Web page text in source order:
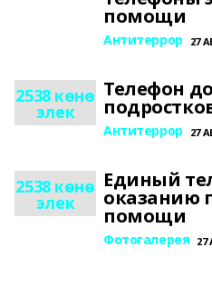
помощи
Антитеррор 27
2538 көнө
элек
Телефон
Антитеррор 27
2538 көнө
элек
Единый
оказанию
помощи
Фотогалерея 27